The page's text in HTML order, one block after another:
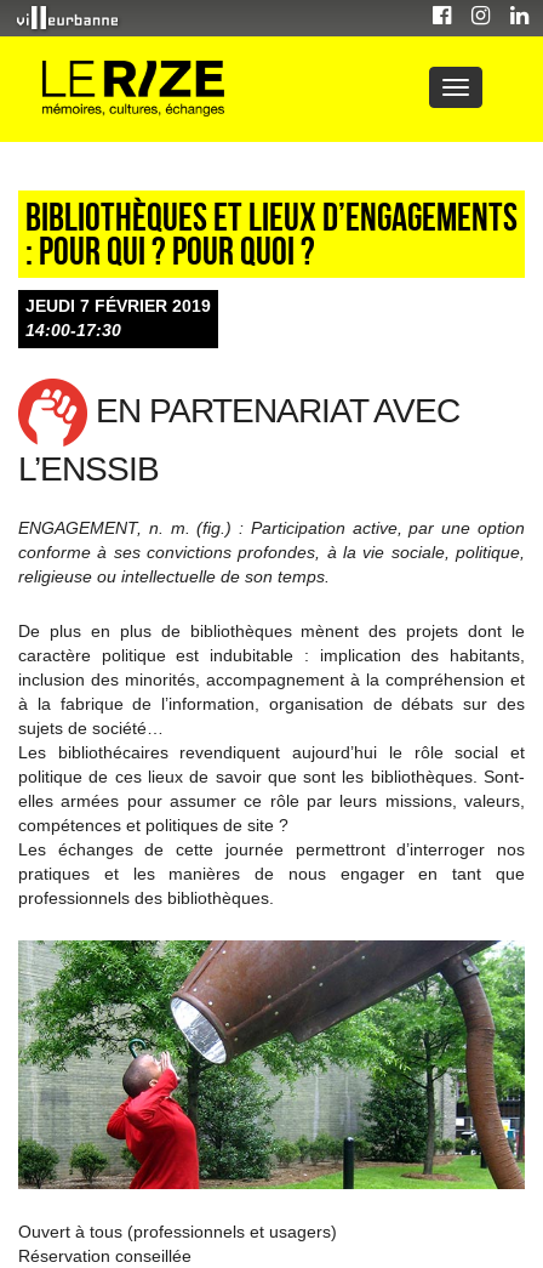
Bibliothèques et lieux d’engagements
: Pour qui ? Pour quoi ?
JEUDI 7 FÉVRIER 2019
14:00-17:30
EN PARTENARIAT AVEC
L’ENSSIB
ENGAGEMENT, n. m. (fig.) : Participation active, par une option
conforme à ses convictions profondes, à la vie sociale, politique,
religieuse ou intellectuelle de son temps.
De plus en plus de bibliothèques mènent des projets dont le
caractère politique est indubitable : implication des habitants,
inclusion des minorités, accompagnement à la compréhension et
à la fabrique de l’information, organisation de débats sur des
sujets de société…
Les bibliothécaires revendiquent aujourd’hui le rôle social et
politique de ces lieux de savoir que sont les bibliothèques. Sont-
elles armées pour assumer ce rôle par leurs missions, valeurs,
compétences et politiques de site ?
Les échanges de cette journée permettront d’interroger nos
pratiques et les manières de nous engager en tant que
professionnels des bibliothèques.
Ouvert à tous (professionnels et usagers)
Réservation conseillée